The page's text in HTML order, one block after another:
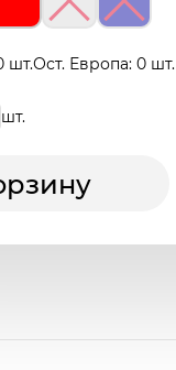
шт.Ост. Европа: 0 шт.
шт.